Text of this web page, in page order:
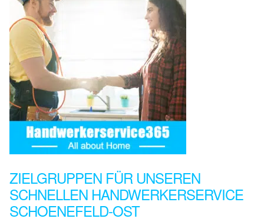
ZIELGRUPPEN FÜR UNSEREN
SCHNELLEN HANDWERKERSERVICE
SCHOENEFELD-OST